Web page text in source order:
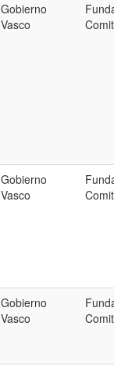
Gobierno
Vasco
Gobierno
Vasco
Gobierno
Vasco